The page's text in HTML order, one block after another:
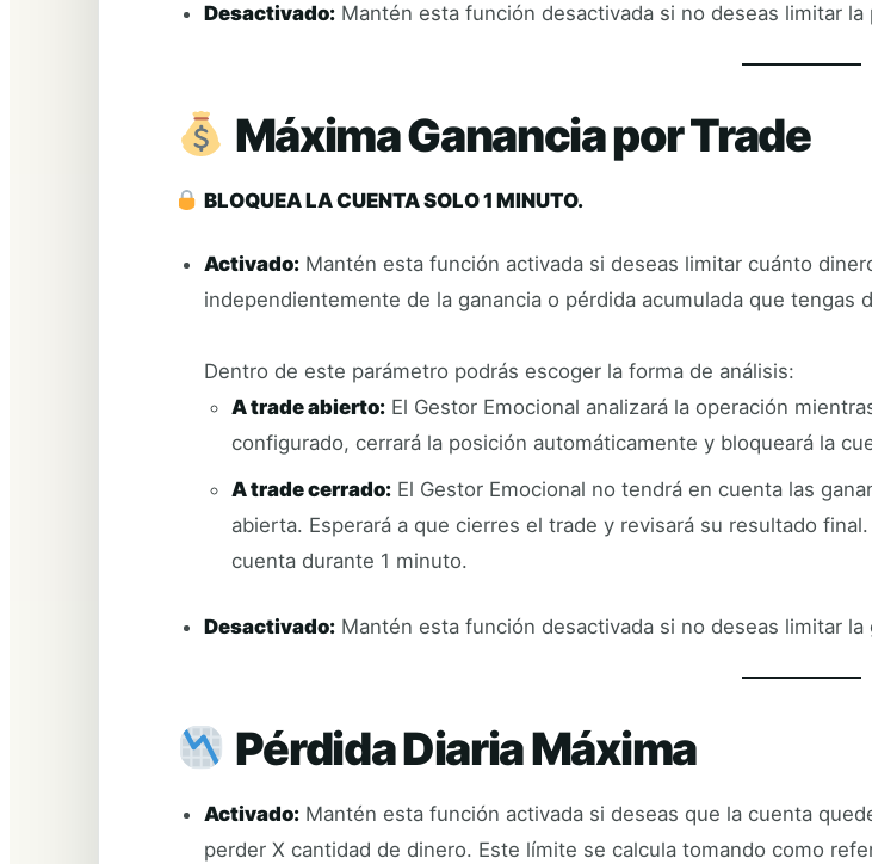
Desactivado: Mantén esta función desactivada si no deseas limitar
Máxima Ganancia por Trade
BLOQUEA LA CUENTA SOLO 1 MINUTO.
Activado: Mantén esta función activada si deseas limitar cuánto
independientemente de la ganancia o pérdida acumulada que tengas
Dentro de este parámetro podrás escoger la forma de análisis:
A trade abierto:El Gestor Emocional analizará la operación
configurado, cerrará la posición automáticamente y bloqueará la
A trade cerrado:El Gestor Emocional no tendrá en cuenta las
abierta. Esperará a que cierres el trade y revisará su resultado
cuenta durante 1 minuto.
Desactivado: Mantén esta función desactivada si no deseas limitar
Pérdida Diaria Máxima
Activado: Mantén esta función activada si deseas que la cuenta
perder X cantidad de dinero. Este límite se calcula tomando como